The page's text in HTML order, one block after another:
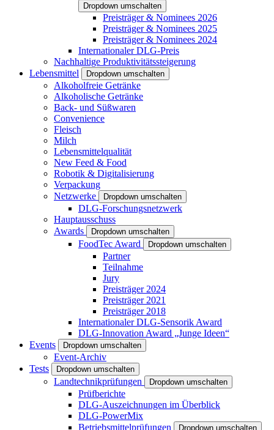
Dropdown umschalten
Preisträger & Nominees 2026
Preisträger & Nominees 2025
Preisträger & Nominees 2024
Internationaler DLG-Preis
Nachhaltige Produktivitätssteigerung
Lebensmittel
Dropdown umschalten
Alkoholfreie Getränke
Alkoholische Getränke
Back- und Süßwaren
Convenience
Fleisch
Milch
Lebensmittelqualität
New Feed & Food
Robotik & Digitalisierung
Verpackung
Netzwerke
Dropdown umschalten
DLG-Forschungsnetzwerk
Hauptausschuss
Awards
Dropdown umschalten
FoodTec Award Dropdown umschalten
Partner
Teilnahme
Jury
Preisträger 2024
Preisträger 2021
Preisträger 2018
Internationaler DLG-Sensorik Award
DLG-Innovation Award „Junge Ideen“
Events
Dropdown umschalten
Event-Archiv
Tests
Dropdown umschalten
Landtechnikprüfungen Dropdown umschalten
Prüfberichte
DLG-Auszeichnungen im Überblick
DLG-PowerMix
Betriebsmittelprüfungen
Dropdown umschalten